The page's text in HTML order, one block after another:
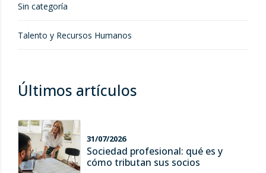
Sin categoría
Talento y Recursos Humanos
Últimos artículos
31/07/2026
Sociedad profesional: qué es y
cómo tributan sus socios